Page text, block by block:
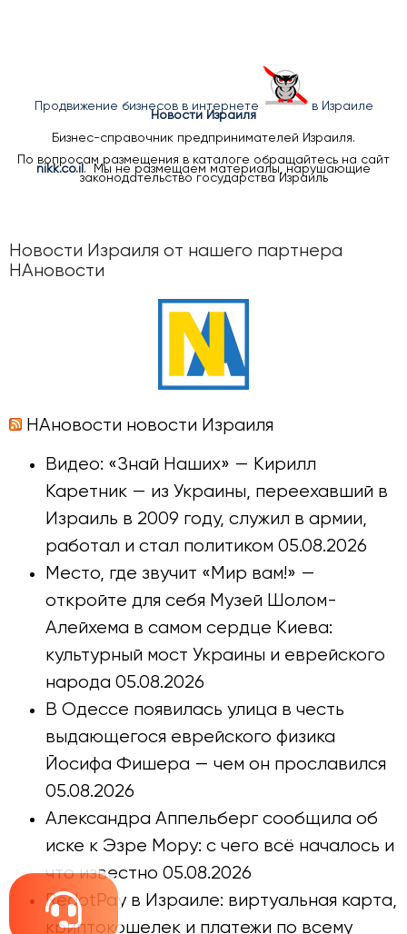
Продвижение бизнесов в интернете в Израиле
Новости Израиля
Бизнес-справочник предпринимателей Израиля.
По вопросам размещения в каталоге обращайтесь на сайт
nikk.co.il . Мы не размещаем материалы, нарушающие
законодательство государства Израиль
Новости Израиля от нашего партнера
НАновости
НАновости новости Израиля
Видео: «Знай Наших» — Кирилл
Каретник — из Украины, переехавший в
Израиль в 2009 году, служил в армии,
работал и стал политиком 05.08.2026
Место, где звучит «Мир вам!» —
откройте для себя Музей Шолом-
Алейхема в самом сердце Киева:
культурный мост Украины и еврейского
народа 05.08.2026
В Одессе появилась улица в честь
выдающегося еврейского физика
Йосифа Фишера — чем он прославился
05.08.2026
Александра Аппельберг сообщила об
иске к Эзре Мору: с чего всё началось и
что известно 05.08.2026
RedotPay в Израиле: виртуальная карта,
криптокошелек и платежи по всему